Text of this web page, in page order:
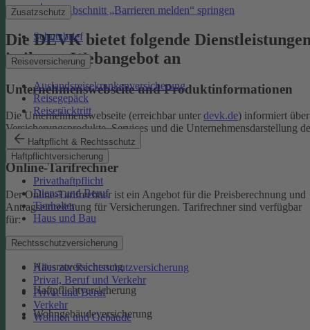
Zusatzschutz
Schutzbrief
Reiseversicherung
Auslandsreisekrankenversicherung
Reisegepäck
Reiserücktritt
Haftpflicht & Rechtsschutz
Haftpflichtversicherung
Privathaftpflicht
Dienst und Beruf
Tierhalter
Haus und Bau
Rechtsschutzversicherung
Alles zur Rechtsschutzversicherung
Privat, Beruf und Verkehr
Privat und Beruf
Verkehr
Wohnen und Gebäude
Zu Abschnitt „Barrieren melden“ springen
Die DEVK bietet folgende
in ihrem Webangebot an
Unternehmenswebseite und Produktinformationen
Die Unternehmenswebseite (erreichbar unter devk.de) informiert über
Versicherungsprodukte, Services und die Unternehmensdarstellung
DEVK.
Online-Tarifrechner
Der Online-Tarifrechner ist ein Angebot für die Preisberechnung und
Antragseinreichung für Versicherungen. Tarifrechner sind verfügbar
für:
Kfz-Versicherungen
Hausratversicherung
Haftpflichtversicherung
Wohngebäudeversicherung